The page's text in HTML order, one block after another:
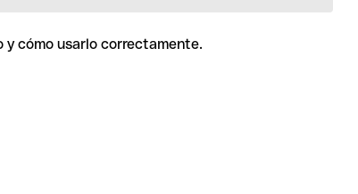
cómo usarlo correctamente.